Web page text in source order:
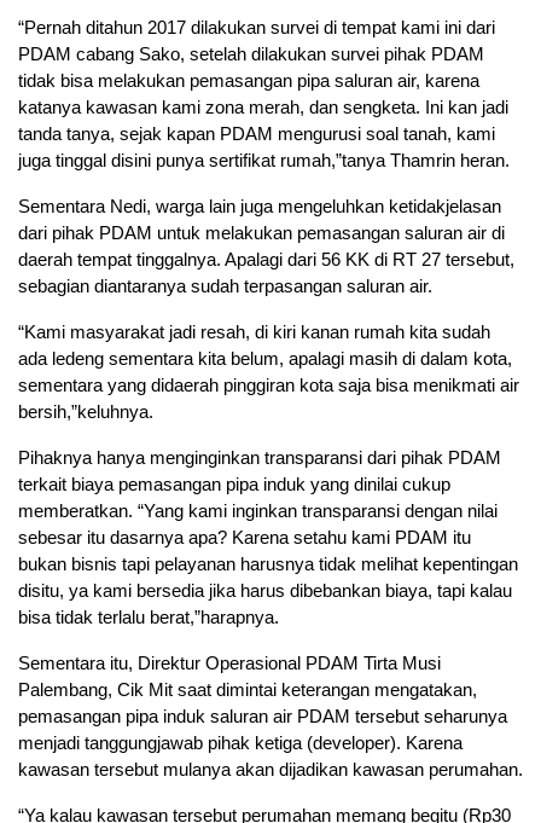
“Pernah ditahun 2017 dilakukan survei di tempat kami ini dari
PDAM cabang Sako, setelah dilakukan survei pihak PDAM
tidak bisa melakukan pemasangan pipa saluran air, karena
katanya kawasan kami zona merah, dan sengketa. Ini kan jadi
tanda tanya, sejak kapan PDAM mengurusi soal tanah, kami
juga tinggal disini punya sertifikat rumah,”tanya Thamrin heran.
Sementara Nedi, warga lain juga mengeluhkan ketidakjelasan
dari pihak PDAM untuk melakukan pemasangan saluran air di
daerah tempat tinggalnya. Apalagi dari 56 KK di RT 27 tersebut,
sebagian diantaranya sudah terpasangan saluran air.
“Kami masyarakat jadi resah, di kiri kanan rumah kita sudah
ada ledeng sementara kita belum, apalagi masih di dalam kota,
sementara yang didaerah pinggiran kota saja bisa menikmati air
bersih,”keluhnya.
Pihaknya hanya menginginkan transparansi dari pihak PDAM
terkait biaya pemasangan pipa induk yang dinilai cukup
memberatkan. “Yang kami inginkan transparansi dengan nilai
sebesar itu dasarnya apa? Karena setahu kami PDAM itu
bukan bisnis tapi pelayanan harusnya tidak melihat kepentingan
disitu, ya kami bersedia jika harus dibebankan biaya, tapi kalau
bisa tidak terlalu berat,”harapnya.
Sementara itu, Direktur Operasional PDAM Tirta Musi
Palembang, Cik Mit saat dimintai keterangan mengatakan,
pemasangan pipa induk saluran air PDAM tersebut seharunya
menjadi tanggungjawab pihak ketiga (developer). Karena
kawasan tersebut mulanya akan dijadikan kawasan perumahan.
“Ya kalau kawasan tersebut perumahan memang begitu (Rp30